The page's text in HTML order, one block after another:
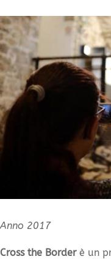
Anno 2017
Cross the Borderè un